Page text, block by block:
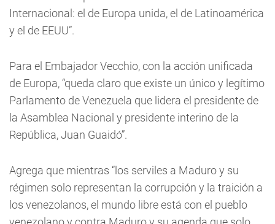
Internacional: el de Europa unida, el de Latinoamérica
y el de EEUU”.
Para el Embajador Vecchio, con la acción unificada
de Europa, “queda claro que existe un único y legítimo
Parlamento de Venezuela que lidera el presidente de
la Asamblea Nacional y presidente interino de la
República, Juan Guaidó”.
Agrega que mientras “los serviles a Maduro y su
régimen solo representan la corrupción y la traición a
los venezolanos, el mundo libre está con el pueblo